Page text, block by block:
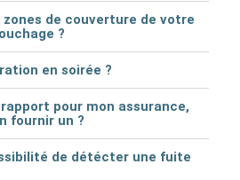
zones de couverture de votre
?
en soirée ?
pour mon assurance,
fournir un ?
de détécter une fuite